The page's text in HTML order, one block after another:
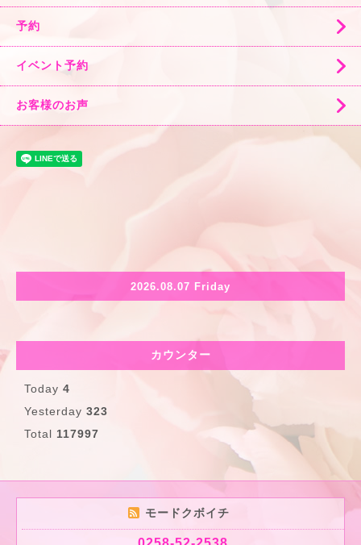
予約
イベント予約
お客様のお声
2026.08.07 Friday
カウンター
Today 4
Yesterday 323
Total 117997
モードクボイチ